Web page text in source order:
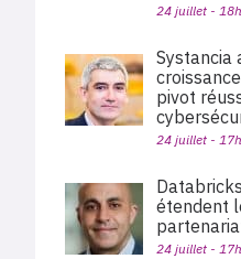
24 juillet -
Systancia
pivot
24 juillet -
étendent
24 juillet -